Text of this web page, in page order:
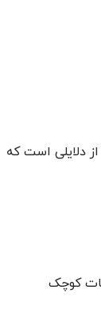
دلایلی است که
کوچک